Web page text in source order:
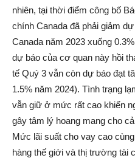
nhiên, tại thời điểm công bố
chính Canada đã phải giảm
Canada năm 2023 xuống
dự báo của cơ quan này hồi
tế Quý 3 vẫn còn dự báo đạt
1.5% năm 2024). Tình trạng
vẫn giữ ở mức rất cao khiến
gây tâm lý hoang mang cho
Mức lãi suất cho vay cao
hàng thế giới và thị trường tài